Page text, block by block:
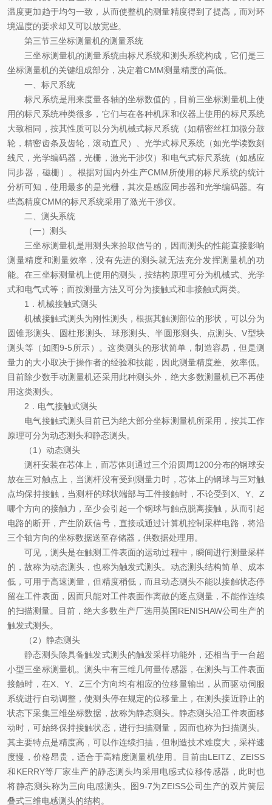
温度更加趋于均匀一致，从而使整机的测量精度得到了提高，而对环
境温度的要求却又可以放宽些。
第三节三坐标测量机的测量系统
三坐标测量机的测量系统由标尺系统和测头系统构成，它们是三
坐标测量机的关键组成部分，决定着CMM测量精度的高低。
一、标尺系统
标尺系统是用来度量各轴的坐标数值的，目前三坐标测量机上使
用的标尺系统种类很多，它们与在各种机床和仪器上使用的标尺系统
大致相同，按其性质可以分为机械式标尺系统（如精密丝杠加微分鼓
轮，精密齿条及齿轮，滚动直尺）、光学式标尺系统（如光学读数刻
线尺，光学编码器，光栅，激光干涉仪）和电气式标尺系统（如感应
同步器，磁栅）。根据对国内外生产CMM所使用的标尺系统的统计
分析可知，使用最多的是光栅，其次是感应同步器和光学编码器。有
些高精度CMM的标尺系统采用了激光干涉仪。
二、测头系统
（一）测头
三坐标测量机是用测头来拾取信号的，因而测头的性能直接影响
测量精度和测量效率，没有先进的测头就无法充分发挥测量机的功
能。在三坐标测量机上使用的测头，按结构原理可分为机械式、光学
式和电气式等；而按测量方法又可分为接触式和非接触式两类。
1．机械接触式测头
机械接触式测头为刚性测头，根据其触测部位的形状，可以分为
圆锥形测头、圆柱形测头、球形测头、半圆形测头、点测头、V型块
测头等（如图9-5所示）。这类测头的形状简单，制造容易，但是测
量力的大小取决于操作者的经验和技能，因此测量精度差、效率低。
目前除少数手动测量机还采用此种测头外，绝大多数测量机已不再使
用这类测头。
2．电气接触式测头
电气接触式测头目前已为绝大部分坐标测量机所采用，按其工作
原理可分为动态测头和静态测头。
（1）动态测头
测杆安装在芯体上，而芯体则通过三个沿圆周1200分布的钢球安
放在三对触点上，当测杆没有受到测量力时，芯体上的钢球与三对触
点均保持接触，当测杆的球状端部与工件接触时，不论受到X、Y、Z
哪个方向的接触力，至少会引起一个钢球与触点脱离接触，从而引起
电路的断开，产生阶跃信号，直接或通过计算机控制采样电路，将沿
三个轴方向的坐标数据送至存储器，供数据处理用。
可见，测头是在触测工件表面的运动过程中，瞬间进行测量采样
的，故称为动态测头，也称为触发式测头。动态测头结构简单、成本
低，可用于高速测量，但精度稍低，而且动态测头不能以接触状态停
留在工件表面，因而只能对工件表面作离散的逐点测量，不能作连续
的扫描测量。目前，绝大多数生产厂选用英国RENISHAW公司生产的
触发式测头。
（2）静态测头
静态测头除具备触发式测头的触发采样功能外，还相当于一台超
小型三坐标测量机。测头中有三维几何量传感器，在测头与工件表面
接触时，在X、Y、Z三个方向均有相应的位移量输出，从而驱动伺服
系统进行自动调整，使测头停在规定的位移量上，在测头接近静止的
状态下采集三维坐标数据，故称为静态测头。静态测头沿工件表面移
动时，可始终保持接触状态，进行扫描测量，因而也称为扫描测头。
其主要特点是精度高，可以作连续扫描，但制造技术难度大，采样速
度慢，价格昂贵，适合于高精度测量机使用。目前由LEITZ、ZEISS
和KERRY等厂家生产的静态测头均采用电感式位移传感器，此时也
将静态测头称为三向电感测头。图9-7为ZEISS公司生产的双片簧层
叠式三维电感测头的结构。